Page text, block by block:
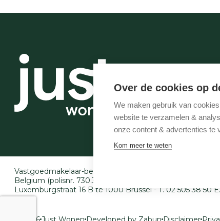
Vastgoedmakelaar-bemiddelaar BIV België BIV 507.005
Belgium (polisnr. 730.390.160) - Derdenrekening: BE97
Luxemburgstraat 16 B te 1000 Brussel - T. 02 505 38 50 E.
Over de cookies op
We maken gebruik van
website te verzamelen &
onze content & advertenties te
Kom meer te weten